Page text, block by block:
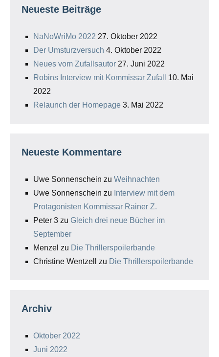
Neueste Beiträge
NaNoWriMo 2022 27. Oktober 2022
Der Umsturzversuch 4. Oktober 2022
Neues vom Zufallsautor 27. Juni 2022
Robins Interview mit Kommissar Zufall
10. Mai
2022
Relaunch der Homepage 3. Mai 2022
Neueste Kommentare
Uwe Sonnenschein zu Weihnachten
Uwe Sonnenschein zu Interview mit dem
Protagonisten Kommissar Rainer Z.
Peter 3 zu Gleich drei neue Bücher im
September
Menzel zu Die Thrillerspoilerbande
Christine Wentzell
zu Die Thrillerspoilerbande
Archiv
Oktober 2022
Juni 2022